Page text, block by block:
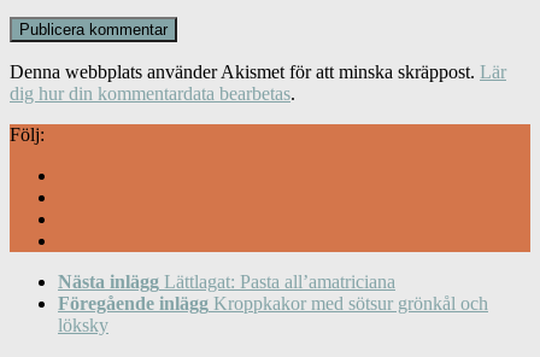
Denna webbplats använder Akismet för att minska skräppost. Lär
dig hur din kommentardata bearbetas.
Följ:
Nästa inlägg Lättlagat: Pasta all’amatriciana
Föregående inlägg Kroppkakor med sötsur grönkål och
löksky